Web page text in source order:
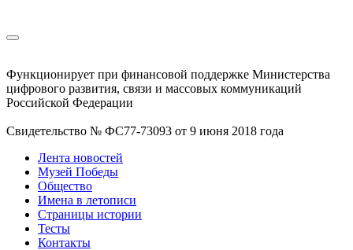
Функционирует при финансовой поддержке Министерства
цифрового развития, связи и массовых коммуникаций
Российской Федерации
Свидетельство № ФС77-73093 от 9 июня 2018 года
Лента новостей
Музей Победы
Общество
Имена в летописи
Страницы истории
Тесты
Контакты